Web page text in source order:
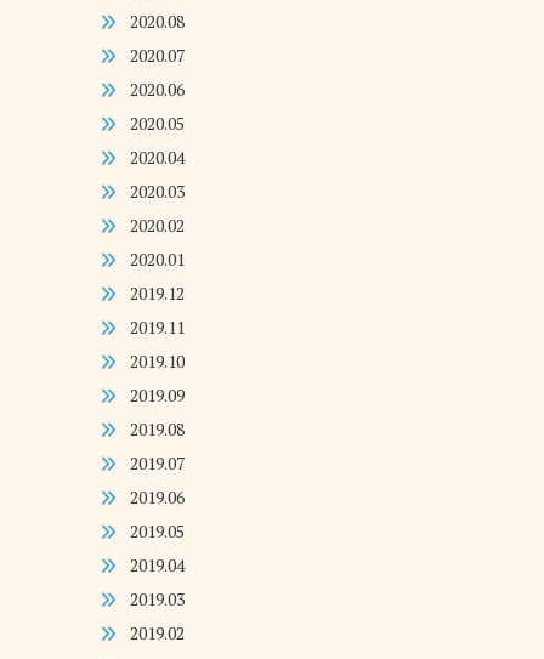
2020.08
2020.07
2020.06
2020.05
2020.04
2020.03
2020.02
2020.01
2019.12
2019.11
2019.10
2019.09
2019.08
2019.07
2019.06
2019.05
2019.04
2019.03
2019.02